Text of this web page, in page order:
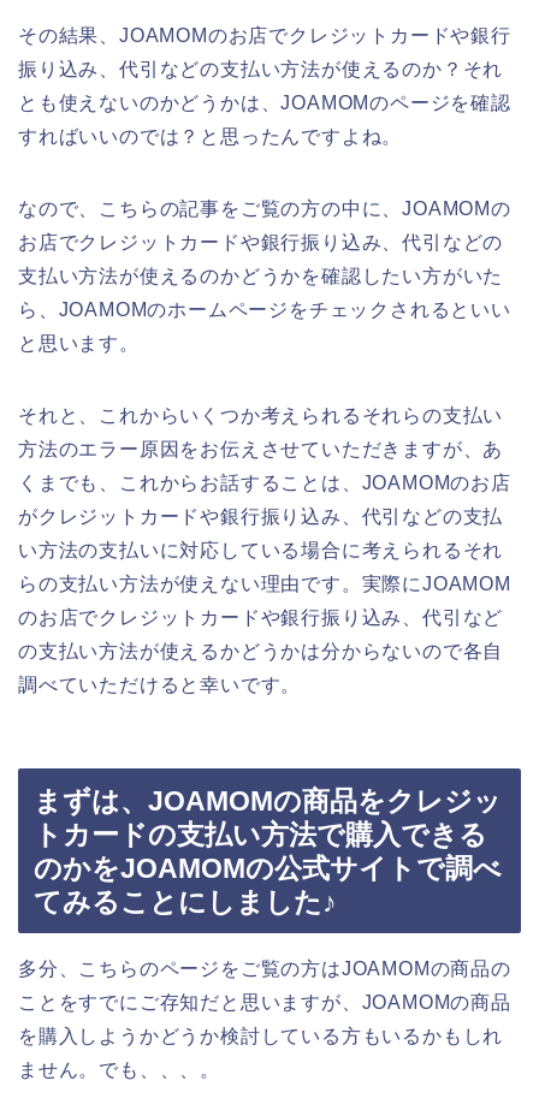
その結果、JOAMOMのお店でクレジットカードや銀行
振り込み、代引などの支払い方法が使えるのか？それ
とも使えないのかどうかは、JOAMOMのページを確認
すればいいのでは？と思ったんですよね。
なので、こちらの記事をご覧の方の中に、JOAMOMの
お店でクレジットカードや銀行振り込み、代引などの
支払い方法が使えるのかどうかを確認したい方がいた
ら、JOAMOMのホームページをチェックされるといい
と思います。
それと、これからいくつか考えられるそれらの支払い
方法のエラー原因をお伝えさせていただきますが、あ
くまでも、これからお話することは、JOAMOMのお店
がクレジットカードや銀行振り込み、代引などの支払
い方法の支払いに対応している場合に考えられるそれ
らの支払い方法が使えない理由です。実際にJOAMOM
のお店でクレジットカードや銀行振り込み、代引など
の支払い方法が使えるかどうかは分からないので各自
調べていただけると幸いです。
まずは、JOAMOMの商品をクレジッ
トカードの支払い方法で購入できる
のかをJOAMOMの公式サイトで調べ
てみることにしました♪
多分、こちらのページをご覧の方はJOAMOMの商品の
ことをすでにご存知だと思いますが、JOAMOMの商品
を購入しようかどうか検討している方もいるかもしれ
ません。でも、、、。